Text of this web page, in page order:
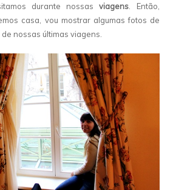
durante nossasviagens . Então,
casa, vou mostrar algumas fotos de
nossas últimas viagens.